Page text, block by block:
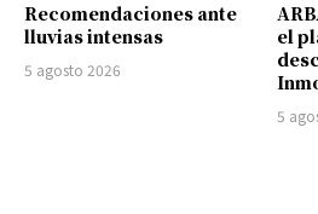
Recomendaciones ante
lluvias intensas
5 agosto 2026
el
5